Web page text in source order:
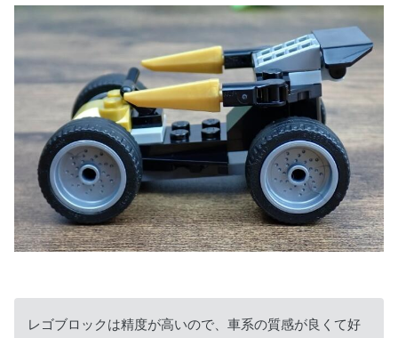
レゴブロックは精度が高いので、車系の質感が良くて好